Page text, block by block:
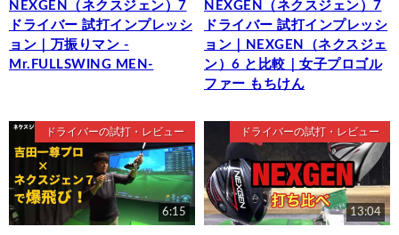
NEXGEN（ネクスジェン）7
ドライバー 試打インプレッシ
ョン｜万振りマン -
Mr.FULLSWING MEN-
NEXGEN（ネクスジェン）7
ドライバー 試打インプレッシ
ョン｜NEXGEN（ネクスジェ
ン）6 と比較｜女子プロゴル
ファー もちけん
ドライバーの試打・レビュー
6:15
ドライバーの試打・レビュー
13:04